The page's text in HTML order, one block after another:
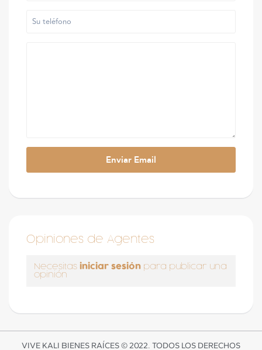
Opiniones de Agentes
Necesitas iniciar sesión para publicar una
opinión
VIVE KALI BIENES RAÍCES © 2022. TODOS LOS DERECHOS